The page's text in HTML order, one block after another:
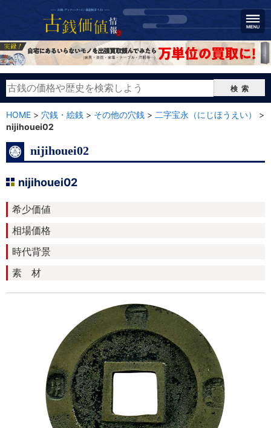
検索
HOME > 穴銭・絵銭 > その他の穴銭 > 二字宝永（にじほうえい）
>
nijihouei02
nijihouei02
nijihouei02
希少価値
相場価格
時代背景
素 材